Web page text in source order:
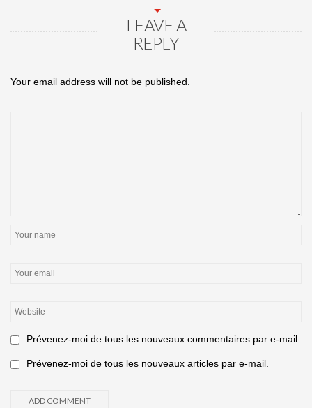
LEAVE A
REPLY
Your email address will not be published.
Prévenez-moi de tous les nouveaux commentaires par e-mail.
Prévenez-moi de tous les nouveaux articles par e-mail.